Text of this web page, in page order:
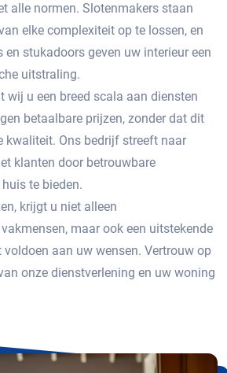
alle normen. Slotenmakers staan
elke complexiteit op te lossen, en
en stukadoors geven uw interieur een
uitstraling.
wij u een breed scala aan diensten
betaalbare prijzen, zonder dat dit
kwaliteit. Ons bedrijf streeft naar
klanten door betrouwbare
te bieden.
krijgt u niet alleen
maar ook een uitstekende
voldoen aan uw wensen. Vertrouw op
onze dienstverlening en uw woning